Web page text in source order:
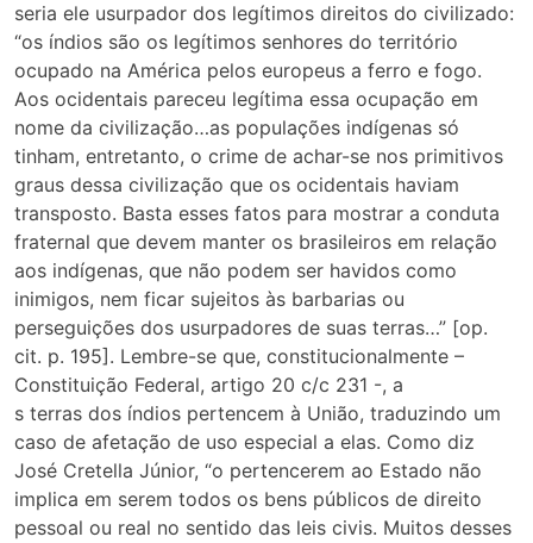
seria ele usurpador dos legítimos direitos do civilizado:
“os índios são os legítimos senhores do território
ocupado na América pelos europeus a ferro e fogo.
Aos ocidentais pareceu legítima essa ocupação em
nome da civilização…as populações indígenas só
tinham, entretanto, o crime de achar-se nos primitivos
graus dessa civilização que os ocidentais haviam
transposto. Basta esses fatos para mostrar a conduta
fraternal que devem manter os brasileiros em relação
aos indígenas, que não podem ser havidos como
inimigos, nem ficar sujeitos às barbarias ou
perseguições dos usurpadores de suas terras…” [op.
cit. p. 195]. Lembre-se que, constitucionalmente –
Constituição Federal, artigo 20 c/c 231 -, a
s terras dos índios pertencem à União, traduzindo um
caso de afetação de uso especial a elas. Como diz
José Cretella Júnior, “o pertencerem ao Estado não
implica em serem todos os bens públicos de direito
pessoal ou real no sentido das leis civis. Muitos desses